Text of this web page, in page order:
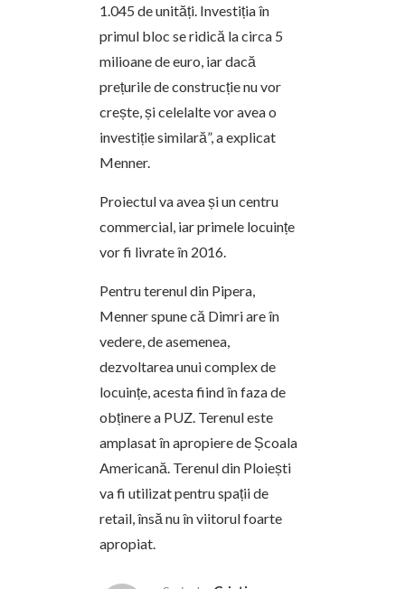
1.045 de unități. Investiția în
primul bloc se ridică la circa 5
milioane de euro, iar dacă
prețurile de construcție nu vor
crește, și celelalte vor avea o
investiție similară”, a explicat
Menner.
Proiectul va avea și un centru
commercial, iar primele locuințe
vor fi livrate în 2016.
Pentru terenul din Pipera,
Menner spune că Dimri are în
vedere, de asemenea,
dezvoltarea unui complex de
locuințe, acesta fiind în faza de
obținere a PUZ. Terenul este
amplasat în apropiere de Școala
Americană. Terenul din Ploiești
va fi utilizat pentru spații de
retail, însă nu în viitorul foarte
apropiat.